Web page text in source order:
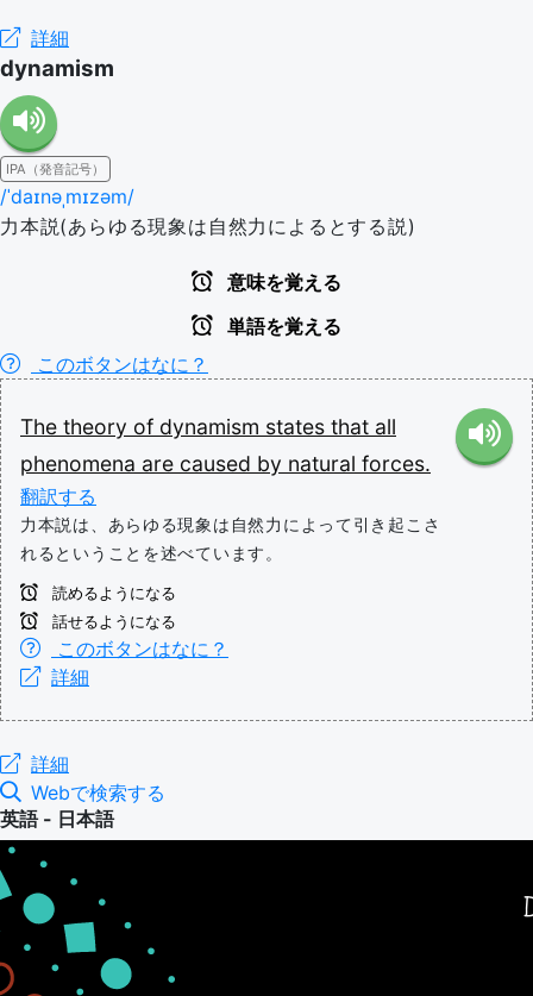
詳細
dynamism
IPA（発音記号）
/ˈdaɪnəˌmɪzəm/
力本説(あらゆる現象は自然力によるとする説)
意味を覚える
単語を覚える
このボタンはなに？
The theory of dynamism states that all
phenomena are caused by natural forces.
翻訳する
力本説は、あらゆる現象は自然力によって引き起こさ
れるということを述べています。
読めるようになる
話せるようになる
このボタンはなに？
詳細
詳細
Webで検索する
英語 - 日本語